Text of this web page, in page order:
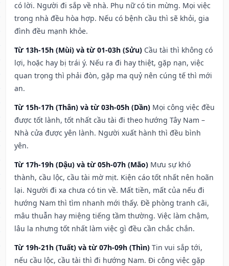
có lời. Người đi sắp về nhà. Phụ nữ có tin mừng. Mọi việc
trong nhà đều hòa hợp. Nếu có bệnh cầu thì sẽ khỏi, gia
đình đều mạnh khỏe.
Từ 13h-15h (Mùi) và từ 01-03h (Sửu) Cầu tài thì không có
lợi, hoặc hay bị trái ý. Nếu ra đi hay thiệt, gặp nạn, việc
quan trọng thì phải đòn, gặp ma quỷ nên cúng tế thì mới
an.
Từ 15h-17h (Thân) và từ 03h-05h (Dần) Mọi công việc đều
được tốt lành, tốt nhất cầu tài đi theo hướng Tây Nam –
Nhà cửa được yên lành. Người xuất hành thì đều bình
yên.
Từ 17h-19h (Dậu) và từ 05h-07h (Mão) Mưu sự khó
thành, cầu lộc, cầu tài mờ mịt. Kiện cáo tốt nhất nên hoãn
lại. Người đi xa chưa có tin về. Mất tiền, mất của nếu đi
hướng Nam thì tìm nhanh mới thấy. Đề phòng tranh cãi,
mâu thuẫn hay miệng tiếng tầm thường. Việc làm chậm,
lâu la nhưng tốt nhất làm việc gì đều cần chắc chắn.
Từ 19h-21h (Tuất) và từ 07h-09h (Thìn) Tin vui sắp tới,
nếu cầu lộc, cầu tài thì đi hướng Nam. Đi công việc gặp